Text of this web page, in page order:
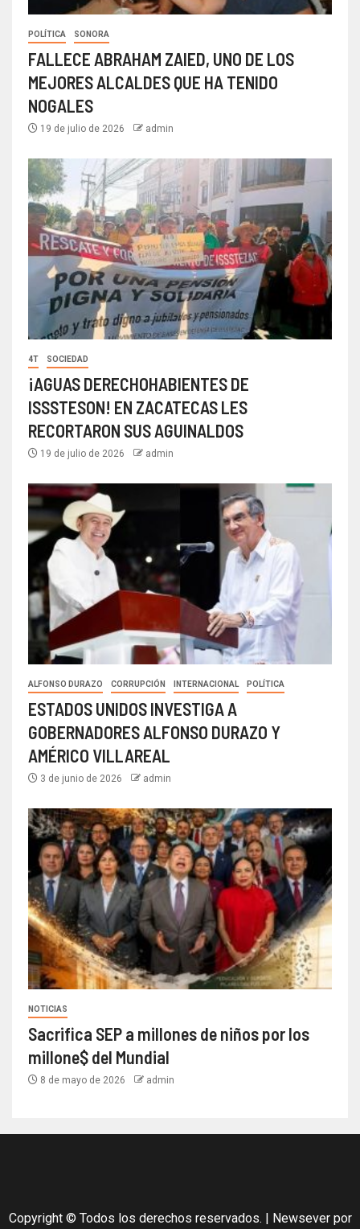
POLÍTICA SONORA
FALLECE ABRAHAM ZAIED, UNO DE LOS
MEJORES ALCALDES QUE HA TENIDO
NOGALES
19 de julio de 2026 admin
4T SOCIEDAD
¡AGUAS DERECHOHABIENTES DE
ISSSTESON! EN ZACATECAS LES
RECORTARON SUS AGUINALDOS
19 de julio de 2026 admin
ALFONSO DURAZO CORRUPCIÓN INTERNACIONAL POLÍTICA
ESTADOS UNIDOS INVESTIGA A
GOBERNADORES ALFONSO DURAZO Y
AMÉRICO VILLAREAL
3 de junio de 2026 admin
NOTICIAS
Sacrifica SEP a millones de niños por los
millone$ del Mundial
8 de mayo de 2026 admin
Copyright © Todos los derechos reservados. Newseverpor